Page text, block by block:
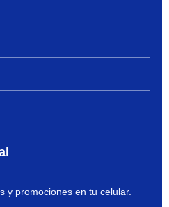
y promociones en tu celular.